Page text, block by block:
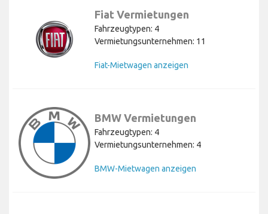
Fiat Vermietungen
Fahrzeugtypen: 4
Vermietungsunternehmen: 11
Fiat-Mietwagen anzeigen
BMW Vermietungen
Fahrzeugtypen: 4
Vermietungsunternehmen: 4
BMW-Mietwagen anzeigen